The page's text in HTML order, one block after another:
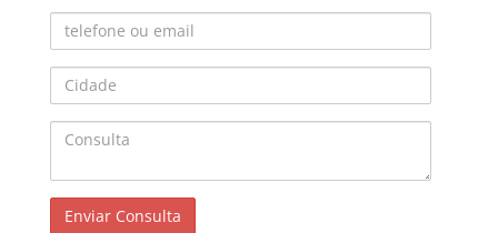
Telefone ou Email
Cidade
Consulta